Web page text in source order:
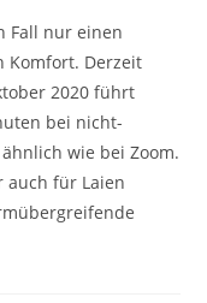
Fall nur einen
Komfort. Derzeit
2020 führt
bei nicht-
wie bei Zoom.
auch für Laien